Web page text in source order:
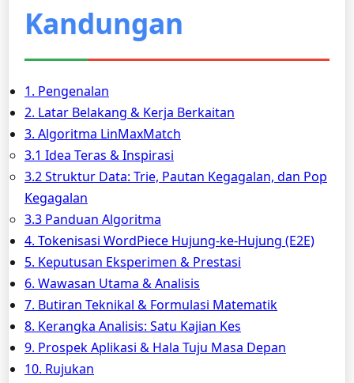
Kandungan
1. Pengenalan
2. Latar Belakang & Kerja Berkaitan
3. Algoritma LinMaxMatch
3.1 Idea Teras & Inspirasi
3.2 Struktur Data: Trie, Pautan Kegagalan, dan Pop
Kegagalan
3.3 Panduan Algoritma
4. Tokenisasi WordPiece Hujung-ke-Hujung (E2E)
5. Keputusan Eksperimen & Prestasi
6. Wawasan Utama & Analisis
7. Butiran Teknikal & Formulasi Matematik
8. Kerangka Analisis: Satu Kajian Kes
9. Prospek Aplikasi & Hala Tuju Masa Depan
10. Rujukan